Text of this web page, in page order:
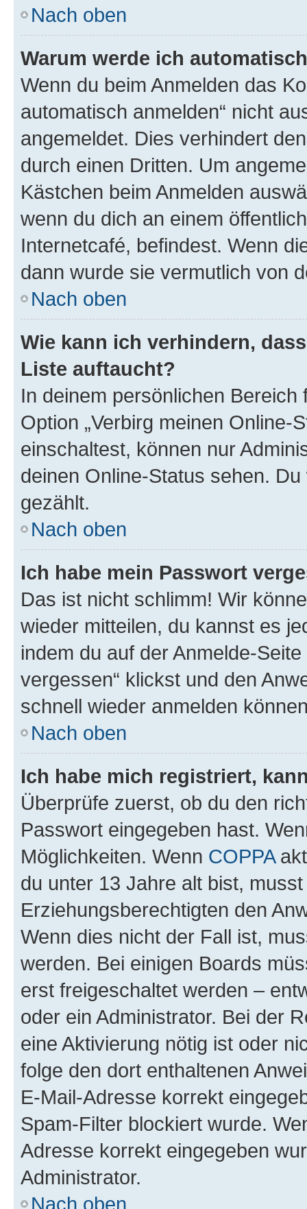
Nach oben
Warum werde ich
Wenn du beim Anmelden das
automatisch anmelden“ nicht
angemeldet. Dies verhindert
durch einen Dritten. Um
Kästchen beim Anmelden
wenn du dich an einem
Internetcafé, befindest. Wenn
dann wurde sie vermutlich von
Nach oben
Wie kann ich verhindern,
Liste auftaucht?
In deinem persönlichen
Option „Verbirg meinen Online-
einschaltest, können nur
deinen Online-Status sehen.
gezählt.
Nach oben
Ich habe mein Passwort
Das ist nicht schlimm! Wir
wieder mitteilen, du kannst es
indem du auf der Anmelde-
vergessen“ klickst und den
schnell wieder anmelden
Nach oben
Ich habe mich registriert,
Überprüfe zuerst, ob du den
Passwort eingegeben hast.
Möglichkeiten. Wenn COPPA
du unter 13 Jahre alt bist,
Erziehungsberechtigten den
Wenn dies nicht der Fall ist,
werden. Bei einigen Boards
erst freigeschaltet werden –
oder ein Administrator. Bei der
eine Aktivierung nötig ist oder
folge den dort enthaltenen
E-Mail-Adresse korrekt
Spam-Filter blockiert wurde.
Adresse korrekt eingegeben
Administrator.
Nach oben